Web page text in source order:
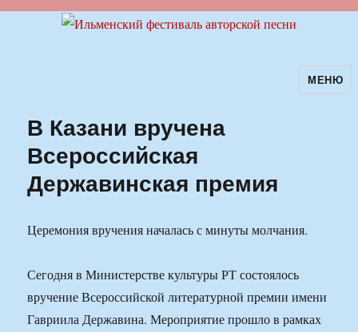
Ильменский фестиваль авторскойМЕНЮ
В Казани вручена
Всероссийская
Державинская премия
Церемония вручения началась с минуты молчания.
Сегодня в Министерстве культуры РТ состоялось
вручение Всероссийской литературной премии имени
Гавриила Державина. Мероприятие прошло в рамках